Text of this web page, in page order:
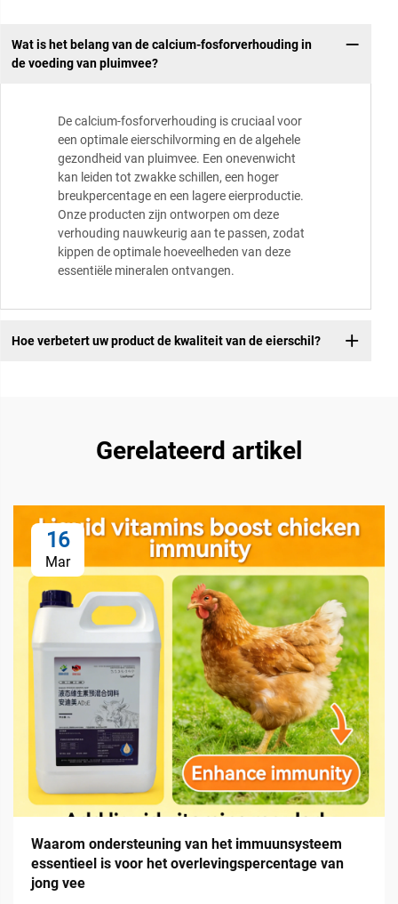
Wat is het belang van de calcium-fosforverhouding in
de voeding van pluimvee?
De calcium-fosforverhouding is cruciaal voor
een optimale eierschilvorming en de algehele
gezondheid van pluimvee. Een onevenwicht
kan leiden tot zwakke schillen, een hoger
breukpercentage en een lagere eierproductie.
Onze producten zijn ontworpen om deze
verhouding nauwkeurig aan te passen, zodat
kippen de optimale hoeveelheden van deze
essentiële mineralen ontvangen.
Hoe verbetert uw product de kwaliteit van de eierschil?
Gerelateerd artikel
16
Mar
Waarom ondersteuning van het immuunsysteem
essentieel is voor het overlevingspercentage van
jong vee